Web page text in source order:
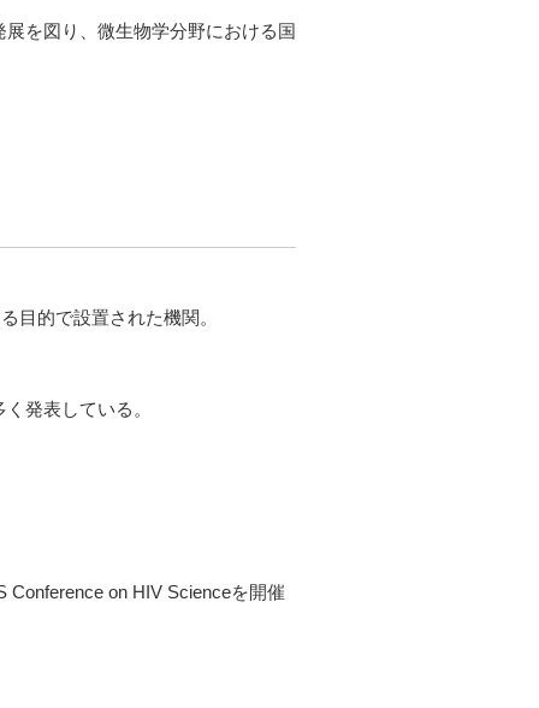
を図り、微生物学分野における国
目的で設置された機関。
発表している。
on HIV Scienceを開催